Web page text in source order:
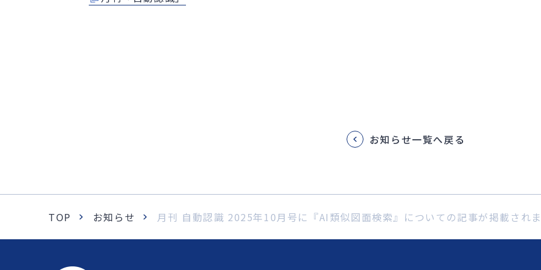
お知らせ一覧へ戻る
TOP お知らせ 月刊 自動認識 2025年10月号に『AI類似図面検索』についての記事が掲載され